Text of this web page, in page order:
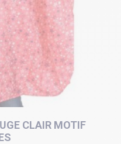
CLAIR MOTIF